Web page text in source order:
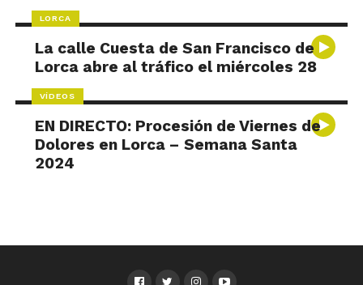
LORCA
La calle Cuesta de San Francisco de
Lorca abre al tráfico el miércoles 28
VÍDEOS
EN DIRECTO: Procesión de Viernes de
Dolores en Lorca – Semana Santa
2024